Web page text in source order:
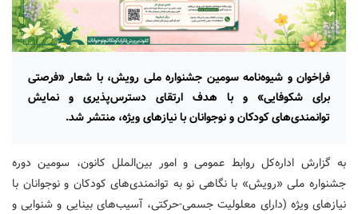
فراخوان و شیوه‌نامه سومین جشنواره ملی رویش، با شعار «فرصتی
برای شکوفایی» و با هدف ارتقای دسترس‌پذیری و نمایش
توانمندی‌های کودکان و نوجوانان با نیازهای ویژه، منتشر شد.
به گزارش اداره‌کل روابط عمومی و امور بین‌الملل کانون، سومین دوره
جشنواره ملی «رویش» با نگاهی نو به توانمندی‌های کودکان و نوجوانان با
نیازهای ویژه (دارای معلولیت جسمی-حرکتی، آسیب‌های بینایی و شنوایی و